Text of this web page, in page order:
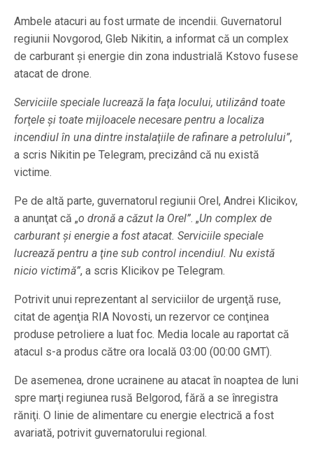
Ambele atacuri au fost urmate de incendii. Guvernatorul
regiunii Novgorod, Gleb Nikitin, a informat că un complex
de carburant şi energie din zona industrială Kstovo fusese
atacat de drone.
Serviciile speciale lucrează la faţa locului, utilizând toate
forţele şi toate mijloacele necesare pentru a localiza
incendiul în una dintre instalaţiile de rafinare a petrolului”,
a scris Nikitin pe Telegram, precizând că nu există
victime.
Pe de altă parte, guvernatorul regiunii Orel, Andrei Klicikov,
a anunţat că „o dronă a căzut la Orel”. „Un complex de
carburant şi energie a fost atacat. Serviciile speciale
lucrează pentru a ţine sub control incendiul. Nu există
nicio victimă”, a scris Klicikov pe Telegram.
Potrivit unui reprezentant al serviciilor de urgenţă ruse,
citat de agenţia RIA Novosti, un rezervor ce conţinea
produse petroliere a luat foc. Media locale au raportat că
atacul s-a produs către ora locală 03:00 (00:00 GMT).
De asemenea, drone ucrainene au atacat în noaptea de luni
spre marţi regiunea rusă Belgorod, fără a se înregistra
răniţi. O linie de alimentare cu energie electrică a fost
avariată, potrivit guvernatorului regional.